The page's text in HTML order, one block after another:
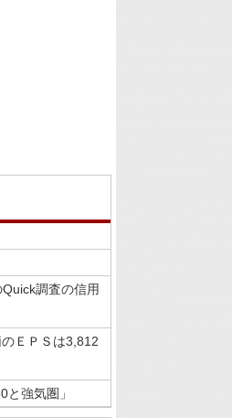
調査の信用
ＥＰＳは3,812
強気圏」